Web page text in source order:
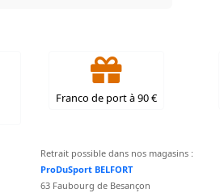
Franco de port à 90 €
Retrait possible dans nos magasins :
ProDuSport BELFORT
63 Faubourg de Besançon